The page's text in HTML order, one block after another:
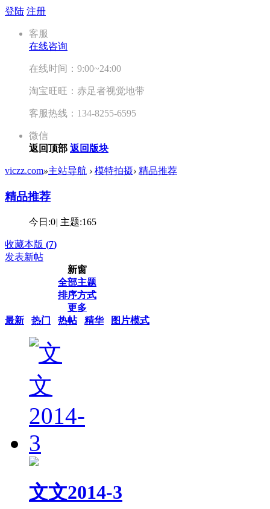
登陆 注册
客服
在线咨询
在线时间：9:00~24:00
淘宝旺旺：赤足者视觉地带
客服热线：134-8255-6595
微信
返回顶部 返回版块
viczz.com»主站导航 › 模特拍摄› 精品推荐
精品推荐
今日:0| 主题:165
收藏本版 (7)
发表新帖
新窗
全部主题
排序方式
更多
最新
热门 热帖 精华 图片模式
文文2014-3